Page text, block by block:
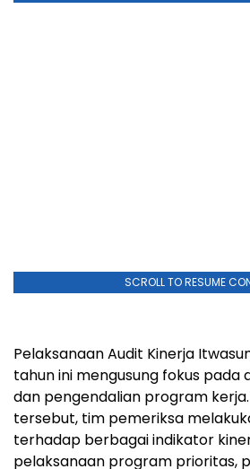
SCROLL TO RESUME
Pelaksanaan Audit Kinerja
tahun ini mengusung fokus pada
dan pengendalian program
tersebut, tim pemeriksa
terhadap berbagai indikator
pelaksanaan program prioritas,